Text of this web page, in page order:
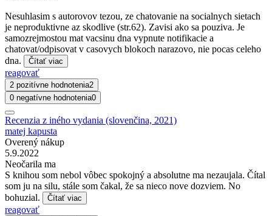
Nesuhlasim s autorovov tezou, ze chatovanie na socialnych sietach
je neproduktivne az skodlive (str.62). Zavisi ako sa pouziva. Je
samozrejmostou mat vacsinu dna vypnute notifikacie a
chatovat/odpisovat v casovych blokoch narazovo, nie pocas celeho
dna.
Čítať viac
reagovať
2 pozitívne hodnotenia2
0 negatívne hodnotenia0
Recenzia z iného vydania (slovenčina, 2021)
matej kapusta
Overený nákup
5.9.2022
Neočarila ma
S knihou som nebol vôbec spokojný a absolutne ma nezaujala. Čítal
som ju na silu, stále som čakal, že sa nieco nove dozviem. No
bohuzial.
Čítať viac
reagovať